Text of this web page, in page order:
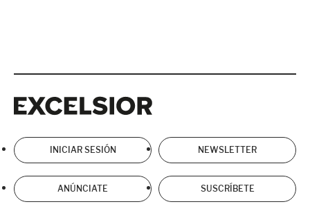
INICIAR SESIÓN NEWSLETTER
ANÚNCIATE SUSCRÍBETE